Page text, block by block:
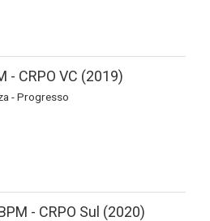
- CRPO VC (2019)
- Progresso
- CRPO Sul (2020)